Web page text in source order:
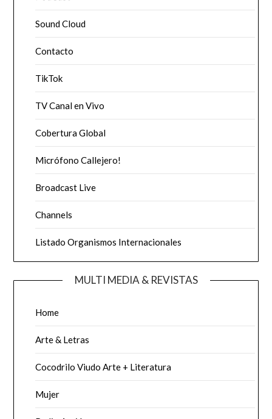
Sound Cloud
Contacto
TikTok
TV Canal en Vivo
Cobertura Global
Micrófono Callejero!
Broadcast Live
Channels
Listado Organismos Internacionales
MULTI MEDIA & REVISTAS
Home
Arte & Letras
Cocodrilo Viudo Arte + Literatura
Mujer